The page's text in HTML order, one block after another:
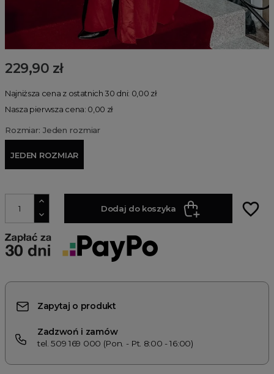
229,90 zł
Najniższa cena z ostatnich 30 dni: 0,00 zł
Nasza pierwsza cena: 0,00 zł
Rozmiar: Jeden rozmiar
JEDEN ROZMIAR
Dodaj do koszyka favorite_border
Zapytaj o produkt
Zadzwoń i zamów
tel. 509 169 000 (Pon. - Pt. 8:00 - 16:00)